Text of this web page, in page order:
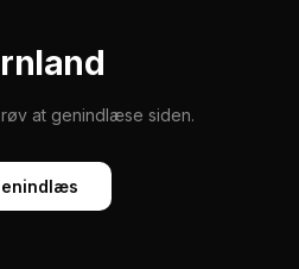
at genindlæse siden.